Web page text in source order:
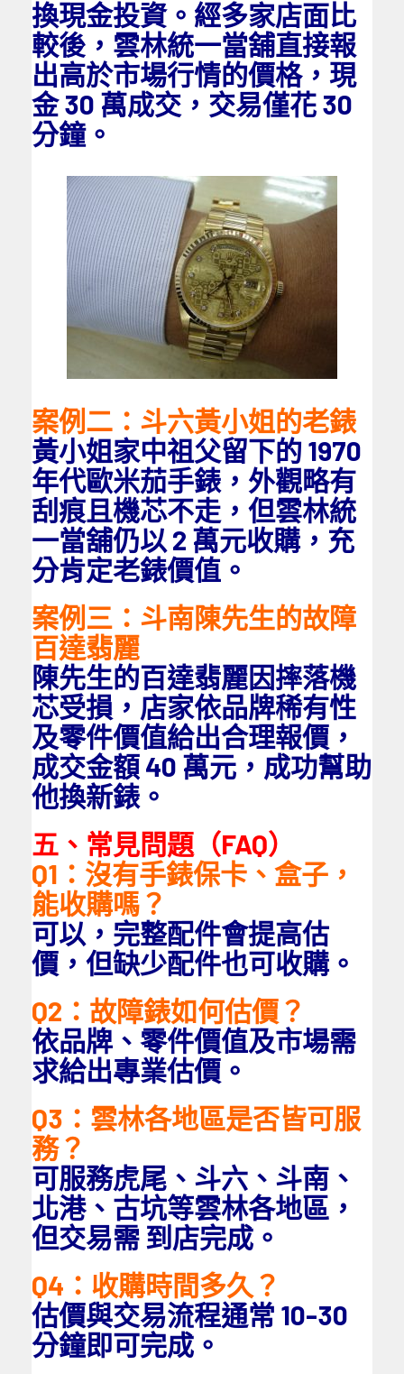
換現金投資。經多家店面比
較後，雲林統一當舖直接報
出高於市場行情的價格，現
金 30 萬成交，交易僅花 30
分鐘。
案例二：斗六黃小姐的老錶
黃小姐家中祖父留下的 1970
年代歐米茄手錶，外觀略有
刮痕且機芯不走，但雲林統
一當舖仍以 2 萬元收購，充
分肯定老錶價值。
案例三：斗南陳先生的故障
百達翡麗
陳先生的百達翡麗因摔落機
芯受損，店家依品牌稀有性
及零件價值給出合理報價，
成交金額 40 萬元，成功幫助
他換新錶。
五、常見問題（FAQ）
Q1：沒有手錶保卡、盒子，
能收購嗎？
可以，完整配件會提高估
價，但缺少配件也可收購。
Q2：故障錶如何估價？
依品牌、零件價值及市場需
求給出專業估價。
Q3：雲林各地區是否皆可服
務？
可服務虎尾、斗六、斗南、
北港、古坑等雲林各地區，
但交易需 到店完成。
Q4：收購時間多久？
估價與交易流程通常 10-30
分鐘即可完成。